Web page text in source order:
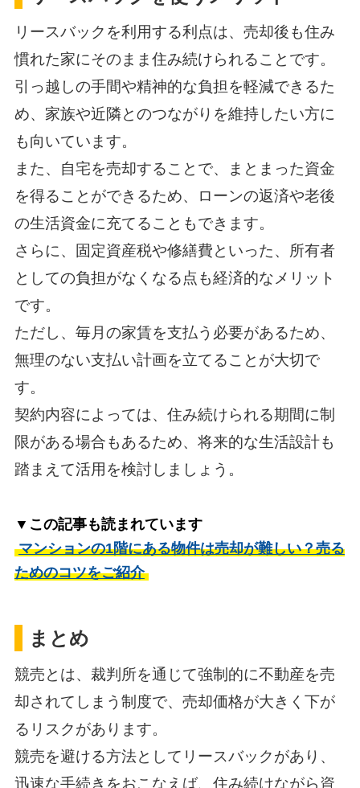
リースバックを利用する利点は、売却後も住み
慣れた家にそのまま住み続けられることです。
引っ越しの手間や精神的な負担を軽減できるた
め、家族や近隣とのつながりを維持したい方に
も向いています。
また、自宅を売却することで、まとまった資金
を得ることができるため、ローンの返済や老後
の生活資金に充てることもできます。
さらに、固定資産税や修繕費といった、所有者
としての負担がなくなる点も経済的なメリット
です。
ただし、毎月の家賃を支払う必要があるため、
無理のない支払い計画を立てることが大切で
す。
契約内容によっては、住み続けられる期間に制
限がある場合もあるため、将来的な生活設計も
踏まえて活用を検討しましょう。
▼この記事も読まれています
マンションの1階にある物件は売却が難しい？売る
ためのコツをご紹介
まとめ
競売とは、裁判所を通じて強制的に不動産を売
却されてしまう制度で、売却価格が大きく下が
るリスクがあります。
競売を避ける方法としてリースバックがあり、
迅速な手続きをおこなえば、住み続けながら資